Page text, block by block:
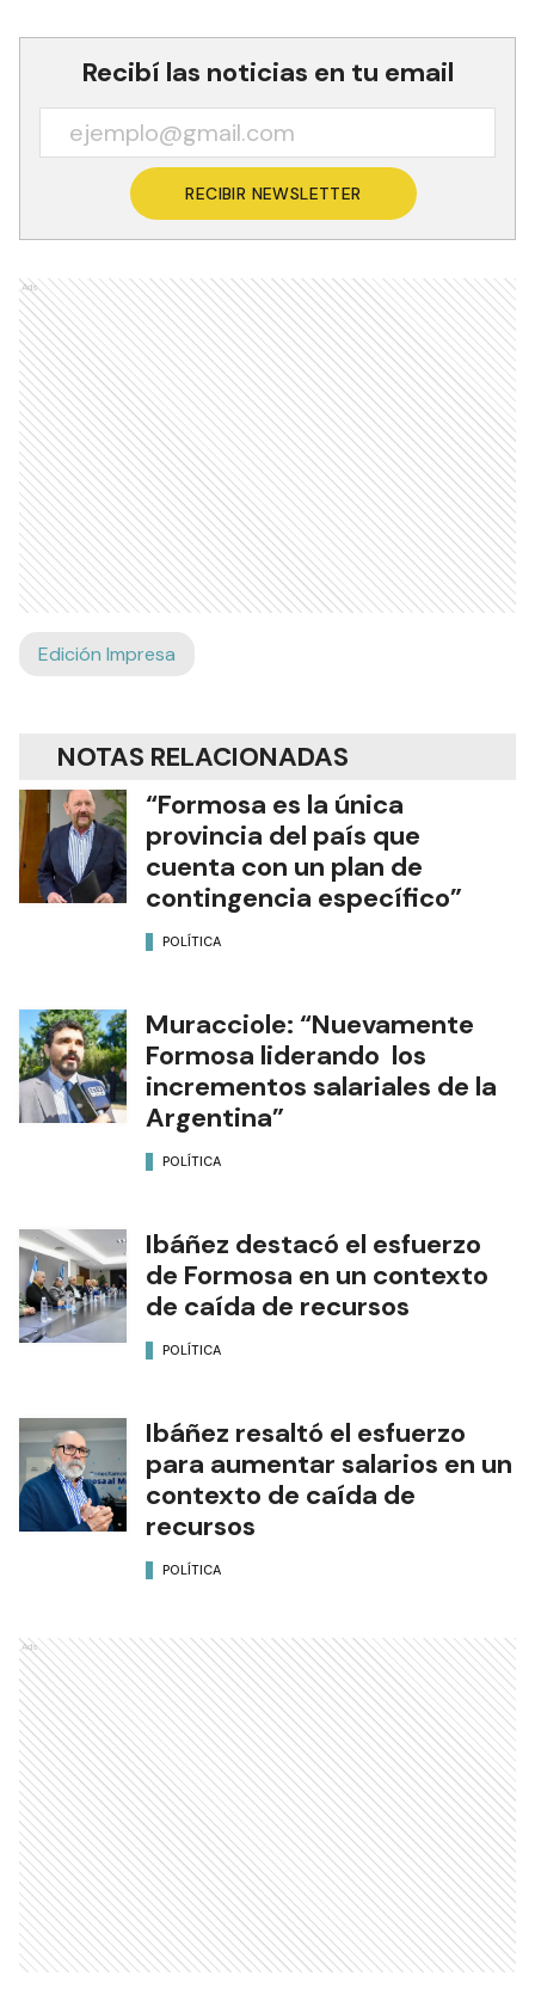
Recibí las noticias en tu email
RECIBIR NEWSLETTER
Ads
Edición Impresa
NOTAS RELACIONADAS
“Formosa es la única
provincia del país que
cuenta con un plan de
contingencia específico”
POLÍTICA
Muracciole: “Nuevamente
Formosa liderando los
incrementos salariales de la
Argentina”
POLÍTICA
Ibáñez destacó el esfuerzo
de Formosa en un contexto
de caída de recursos
POLÍTICA
Ibáñez resaltó el esfuerzo
para aumentar salarios en un
contexto de caída de
recursos
POLÍTICA
Ads